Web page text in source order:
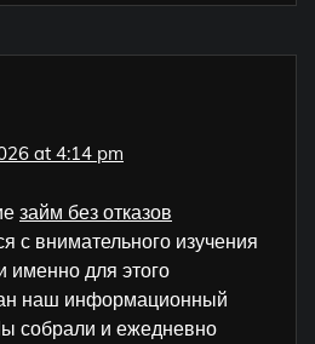
at 4:14 pm
займ без отказов
с внимательного изучения
именно для этого
наш информационный
собрали и ежедневно